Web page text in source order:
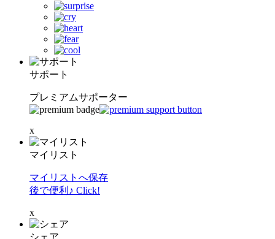
サポート
プレミアムサポーター
x
マイリスト
マイリストへ保存
後で便利♪ Click!
x
シェア